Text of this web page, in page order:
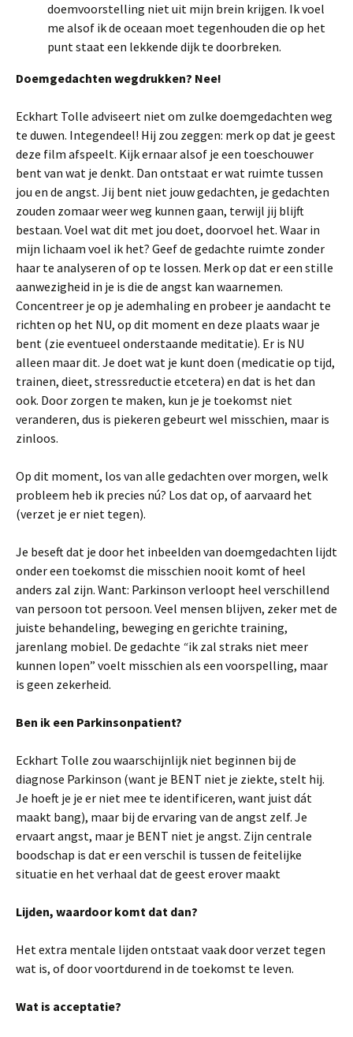
doemvoorstelling niet uit mijn brein krijgen. Ik voel
me alsof ik de oceaan moet tegenhouden die op het
punt staat een lekkende dijk te doorbreken.
Doemgedachten wegdrukken? Nee!
Eckhart Tolle adviseert niet om zulke doemgedachten weg
te duwen. Integendeel! Hij zou zeggen: merk op dat je geest
deze film afspeelt. Kijk ernaar alsof je een toeschouwer
bent van wat je denkt. Dan ontstaat er wat ruimte tussen
jou en de angst. Jij bent niet jouw gedachten, je gedachten
zouden zomaar weer weg kunnen gaan, terwijl jij blijft
bestaan. Voel wat dit met jou doet, doorvoel het. Waar in
mijn lichaam voel ik het? Geef de gedachte ruimte zonder
haar te analyseren of op te lossen. Merk op dat er een stille
aanwezigheid in je is die de angst kan waarnemen.
Concentreer je op je ademhaling en probeer je aandacht te
richten op het NU, op dit moment en deze plaats waar je
bent (zie eventueel onderstaande meditatie). Er is NU
alleen maar dit. Je doet wat je kunt doen (medicatie op tijd,
trainen, dieet, stressreductie etcetera) en dat is het dan
ook. Door zorgen te maken, kun je je toekomst niet
veranderen, dus is piekeren gebeurt wel misschien, maar is
zinloos.
Op dit moment, los van alle gedachten over morgen, welk
probleem heb ik precies nú? Los dat op, of aarvaard het
(verzet je er niet tegen).
Je beseft dat je door het inbeelden van doemgedachten lijdt
onder een toekomst die misschien nooit komt of heel
anders zal zijn. Want: Parkinson verloopt heel verschillend
van persoon tot persoon. Veel mensen blijven, zeker met de
juiste behandeling, beweging en gerichte training,
jarenlang mobiel. De gedachte “ik zal straks niet meer
kunnen lopen” voelt misschien als een voorspelling, maar
is geen zekerheid.
Ben ik een Parkinsonpatient?
Eckhart Tolle zou waarschijnlijk niet beginnen bij de
diagnose Parkinson (want je BENT niet je ziekte, stelt hij.
Je hoeft je je er niet mee te identificeren, want juist dát
maakt bang), maar bij de ervaring van de angst zelf. Je
ervaart angst, maar je BENT niet je angst. Zijn centrale
boodschap is dat er een verschil is tussen de feitelijke
situatie en het verhaal dat de geest erover maakt
Lijden, waardoor komt dat dan?
Het extra mentale lijden ontstaat vaak door verzet tegen
wat is, of door voortdurend in de toekomst te leven.
Wat is acceptatie?